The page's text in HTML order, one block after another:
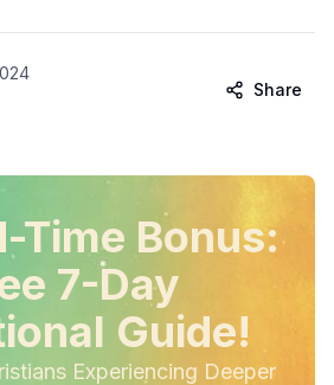
Share
Time Bonus:
7-Day
Guide!
Experiencing Deeper